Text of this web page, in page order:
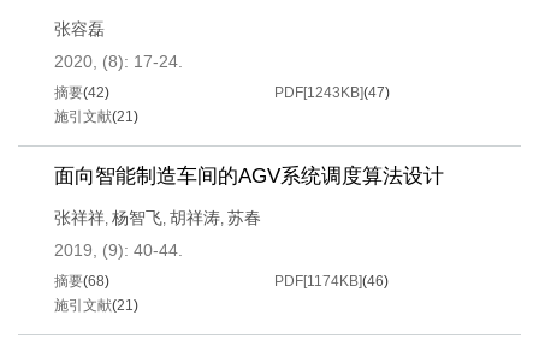
张容磊
2020, (8): 17-24.
摘要(42) PDF[1243KB](47)
施引文献(21)
面向智能制造车间的AGV系统调度算法设计
张祥祥, 杨智飞, 胡祥涛, 苏春
2019, (9): 40-44.
摘要(68) PDF[1174KB](46)
施引文献(21)